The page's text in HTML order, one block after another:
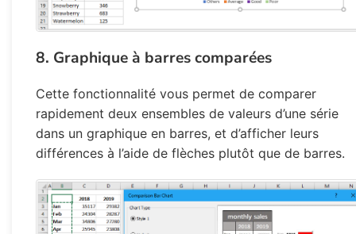
8. Graphique à barres comparées
Cette fonctionnalité vous permet de comparer
rapidement deux ensembles de valeurs d’une série
dans un graphique en barres, et d’afficher leurs
différences à l’aide de flèches plutôt que de barres.